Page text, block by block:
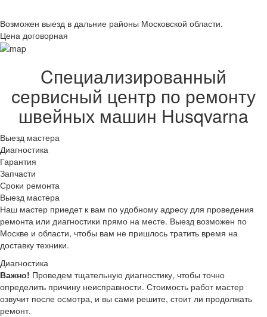
Возможен выезд в дальние районы Московской области.
Цена договорная
Cпециализированный
cервисный центр по ремонту
швейных машин Husqvarna
Выезд мастера
Диагностика
Гарантия
Запчасти
Сроки ремонта
Выезд мастера
Наш мастер приедет к вам по удобному адресу для проведения
ремонта или диагностики прямо на месте. Выезд возможен по
Москве и области, чтобы вам не пришлось тратить время на
доставку техники.
Диагностика
Важно! Проведем тщательную диагностику, чтобы точно
определить причину неисправности. Стоимость работ мастер
озвучит после осмотра, и вы сами решите, стоит ли продолжать
ремонт.